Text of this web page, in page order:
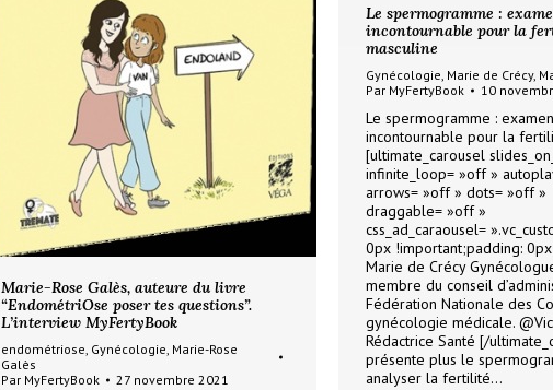
Marie-Rose Galès, auteure du livre
“EndométriOse poser tes questions”.
L’interview MyFertyBook
endométriose, Gynécologie, Marie-Rose
Galès
Par MyFertyBook 27 novembre 2021
Le spermogramme :
incontournable pour la
masculine
Gynécologie Marie de Crécy,
Par MyFertyBook 10
Le spermogramme : examen
incontournable pour la
[ultimate_carousel
infinite_loop= »off »
arrows= »off » dots= »off »
draggable= »off »
css_ad_caraousel=
0px !important;padding:
Marie de Crécy
membre du conseil
Fédération Nationale des
gynécologie médicale.
Rédactrice Santé [/
présente plus le
analyser la fertilité…